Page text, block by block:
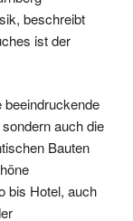
beschreibt
ist der
beeindruckende
auch die
Bauten
bis Hotel, auch